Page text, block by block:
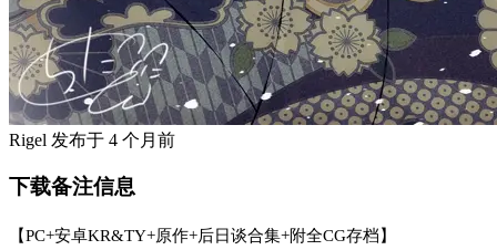
Rigel 发布于 4 个月前
下载备注信息
【PC+安卓KR&TY+原作+后日谈合集+附全CG存档】